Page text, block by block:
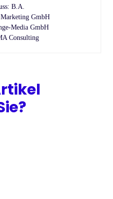
B.A.
GmbH
Media GmbH
Consulting